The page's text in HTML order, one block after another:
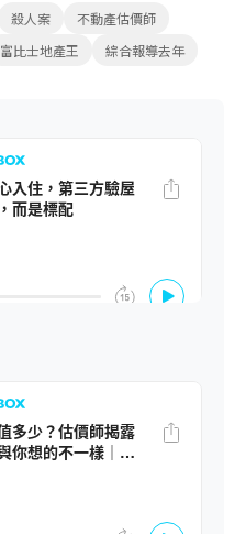
殺人案
不動產估價師
富比士地產王 綜合報導去年